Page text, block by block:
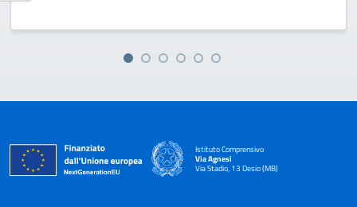
Istituto Comprensivo
Via Agnesi
Via Stadio, 13 Desio (MB)
— Visita la pagina iniziale della scuola